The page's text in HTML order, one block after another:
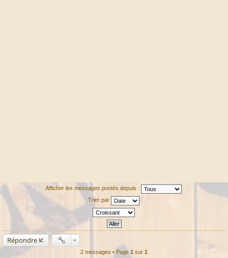
Afficher les messages postés depuis :
Trier par
Répondre
2 messages • Page 1 sur 1